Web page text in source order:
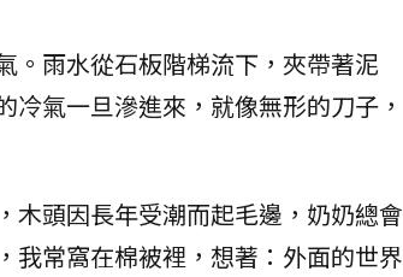
。雨水從石板階梯流下，夾帶著泥
氣一旦滲進來，就像無形的刀子，
木頭因長年受潮而起毛邊，奶奶總會
我常窩在棉被裡，想著：外面的世界